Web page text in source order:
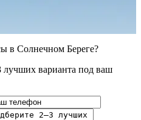
в Солнечном Береге?
лучших варианта под ваш